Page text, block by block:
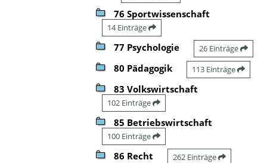
76 Sportwissenschaft
14 Einträge
77 Psychologie 26 Einträge
80 Pädagogik 113 Einträge
83 Volkswirtschaft
102 Einträge
85 Betriebswirtschaft
100 Einträge
86 Recht 262 Einträge